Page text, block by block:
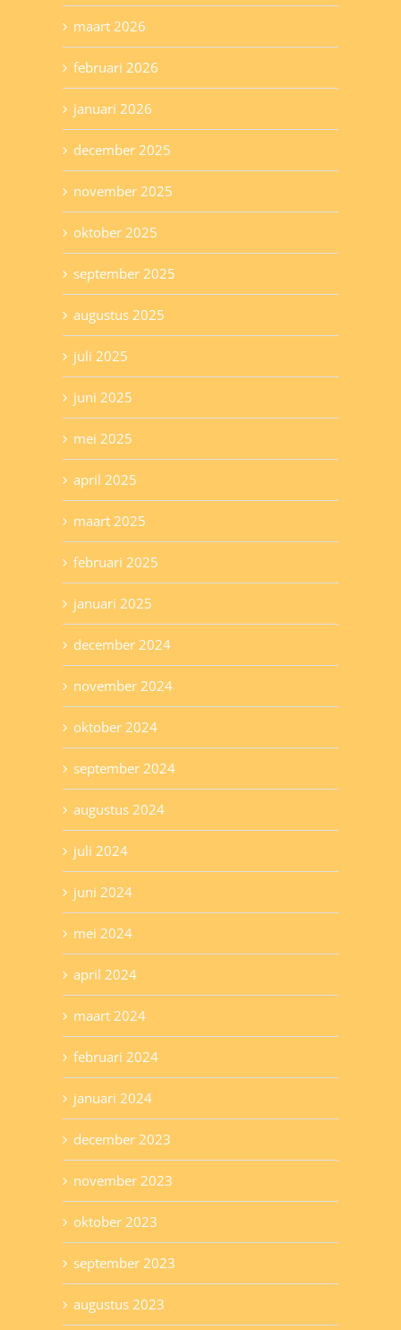
maart 2026
februari 2026
januari 2026
december 2025
november 2025
oktober 2025
september 2025
augustus 2025
juli 2025
juni 2025
mei 2025
april 2025
maart 2025
februari 2025
januari 2025
december 2024
november 2024
oktober 2024
september 2024
augustus 2024
juli 2024
juni 2024
mei 2024
april 2024
maart 2024
februari 2024
januari 2024
december 2023
november 2023
oktober 2023
september 2023
augustus 2023